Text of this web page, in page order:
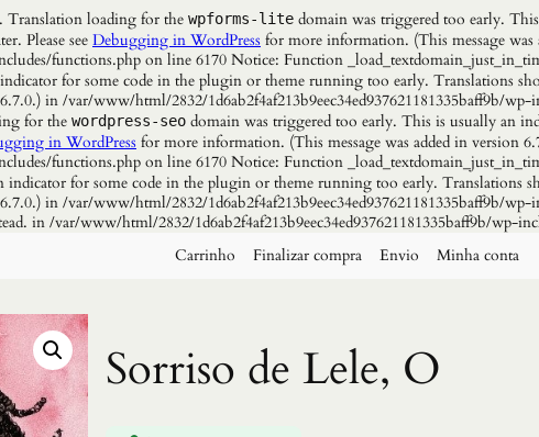
. Translation loading for the wpforms-lite domain was triggered too early.
Please see Debugging in WordPress for more information. (This message
functions.php on line 6170 Notice: Function
for some code in the plugin or theme running too early. Translations
in /var/www/html/2832/1d6ab2f4af213b9eec34ed937621181335baff9b/
for the wordpress-seo domain was triggered too early. This is usually an
in WordPress for more information. (This message was added in version
functions.php on line 6170 Notice: Function
for some code in the plugin or theme running too early. Translations
in /var/www/html/2832/1d6ab2f4af213b9eec34ed937621181335baff9b/
in /var/www/html/2832/1d6ab2f4af213b9eec34ed937621181335baff9b/wp-
Carrinho Finalizar compra Envio
Minha conta
Sorriso de Lele, O